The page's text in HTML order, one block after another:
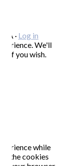
· Log in
We'll
if you wish.
while
the cookies